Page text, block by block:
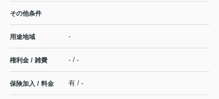
その他条件
用途地域 -
権利金 / 雑費 - / -
保険加入 / 料金 有 / -